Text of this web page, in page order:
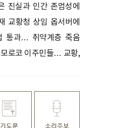
진실과 인간 존엄성에
교황청 상임 옵서버에
통과… 취약계층 죽음
로코 이주민들… 교황,